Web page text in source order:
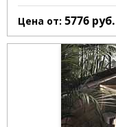
Цена от: 5776 руб.